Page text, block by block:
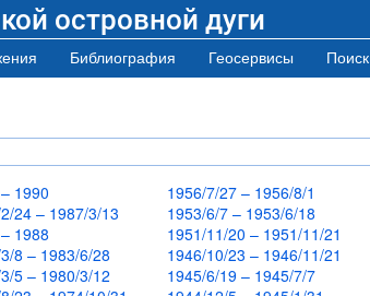
островной дуги
Библиография Геосервисы Поиск
1990
24 – 1987/3/13
1988
8 – 1983/6/28
5 – 1980/3/12
1956/7/27 – 1956/8/1
1953/6/7 – 1953/6/18
1951/11/20 – 1951/11/21
1946/10/23 – 1946/11/21
1945/6/19 – 1945/7/7